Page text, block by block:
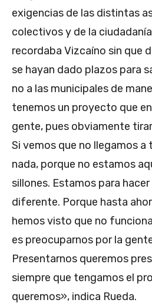
exigencias de las distintas
colectivos y de la
recordaba Vizcaíno sin que
se hayan dado plazos para
no a las municipales de
tenemos un proyecto que
gente, pues obviamente
Si vemos que no llegamos a
nada, porque no estamos
sillones. Estamos para
diferente. Porque hasta
hemos visto que no
es preocuparnos por la
Presentarnos queremos
siempre que tengamos el
queremos», indica Rueda.